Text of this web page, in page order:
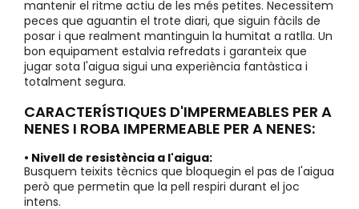
mantenir el ritme actiu de les més petites. Necessitem
peces que aguantin el trote diari, que siguin fàcils de
posar i que realment mantinguin la humitat a ratlla. Un
bon equipament estalvia refredats i garanteix que
jugar sota l'aigua sigui una experiència fantàstica i
totalment segura.
CARACTERÍSTIQUES D'IMPERMEABLES PER A
NENES I ROBA IMPERMEABLE PER A NENES:
• Nivell de resistència a l'aigua:
Busquem teixits tècnics que bloquegin el pas de l'aigua
però que permetin que la pell respiri durant el joc
intens.